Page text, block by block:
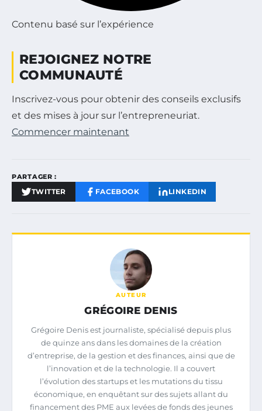
Contenu basé sur l’expérience
REJOIGNEZ NOTRE
COMMUNAUTÉ
Inscrivez-vous pour obtenir des conseils exclusifs
et des mises à jour sur l’entrepreneuriat.
Commencer maintenant
PARTAGER :
TWITTER FACEBOOK LINKEDIN
AUTEUR
GRÉGOIRE DENIS
Grégoire Denis est journaliste, spécialisé depuis plus
de quinze ans dans les domaines de la création
d’entreprise, de la gestion et des finances, ainsi que de
l’innovation et de la technologie. Il a couvert
l’évolution des startups et les mutations du tissu
économique, en enquêtant sur des sujets allant du
financement des PME aux levées de fonds des jeunes